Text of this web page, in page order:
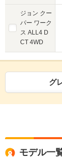
ジョン クー
パー ワーク
ス ALL4 D
CT 4WD
グ
モデル一